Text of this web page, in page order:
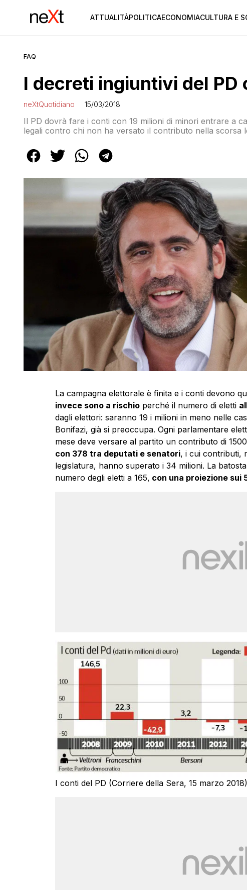
ATTUALITÀPOLITICAECONOMIACULTURA E
FAQ
I decreti ingiuntivi del PD
neXtQuotidiano 15/03/2018
Il PD dovrà fare i conti con 19 milioni di minori entrare a
legali contro chi non ha versato il contributo nella scorsa
La campagna elettorale è finita e i conti devono
invece sono a rischioperché il numero di eletti
dagli elettori: saranno 19 i milioni in meno nelle
Bonifazi, già si preoccupa. Ogni parlamentare
mese deve versare al partito un contributo di
con 378 tra deputati e senatori, i cui contributi,
legislatura, hanno superato i 34 milioni. La
numero degli eletti a 165, con una proiezione sui
I conti del PD (Corriere della Sera, 15 marzo 2018)